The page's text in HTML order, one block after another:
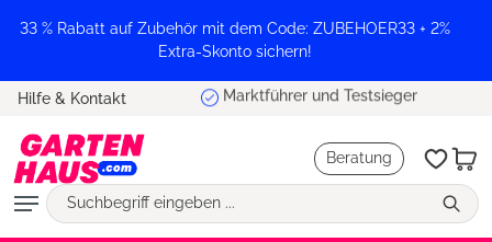
springen
33 % Rabatt auf Zubehör mit dem Code: ZUBEHOER33 + 2%
Extra-Skonto sichern!
Hilfe & Kontakt Marktführer und Testsieger
Beratung